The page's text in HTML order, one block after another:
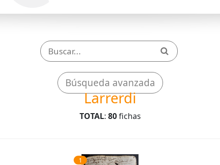
Búsqueda avanzada
Larrerdi
TOTAL: 80fichas
1